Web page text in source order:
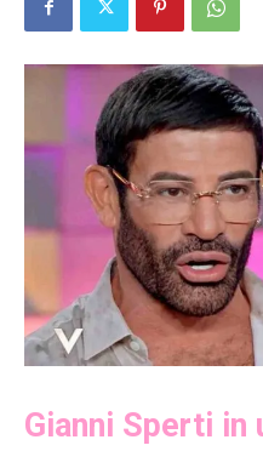
Gianni Sperti in